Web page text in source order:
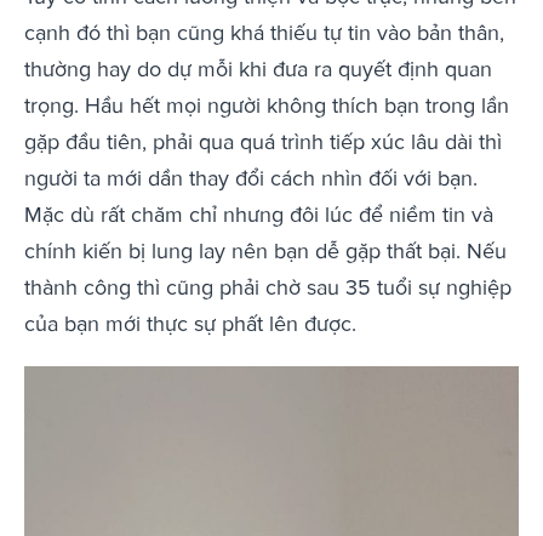
cạnh đó thì bạn cũng khá thiếu tự tin vào bản thân,
thường hay do dự mỗi khi đưa ra quyết định quan
trọng. Hầu hết mọi người không thích bạn trong lần
gặp đầu tiên, phải qua quá trình tiếp xúc lâu dài thì
người ta mới dần thay đổi cách nhìn đối với bạn.
Mặc dù rất chăm chỉ nhưng đôi lúc để niềm tin và
chính kiến bị lung lay nên bạn dễ gặp thất bại. Nếu
thành công thì cũng phải chờ sau 35 tuổi sự nghiệp
của bạn mới thực sự phất lên được.